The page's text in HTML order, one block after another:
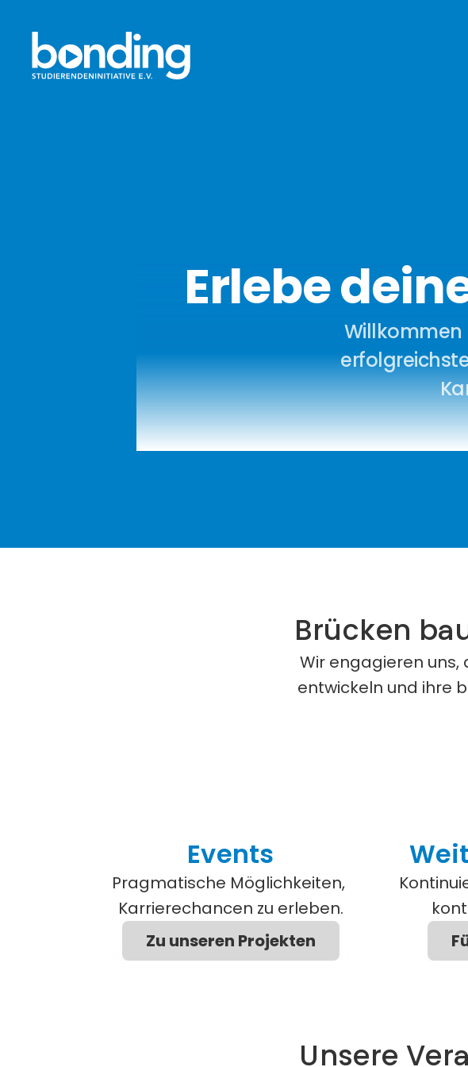
Erlebe
Willkommen
Brücken
Wir engagieren uns,
entwickeln und ihre
Events
Pragmatische Möglichkeiten,
Karrierechancen zu erleben.
Zu unseren Projekten
Unsere